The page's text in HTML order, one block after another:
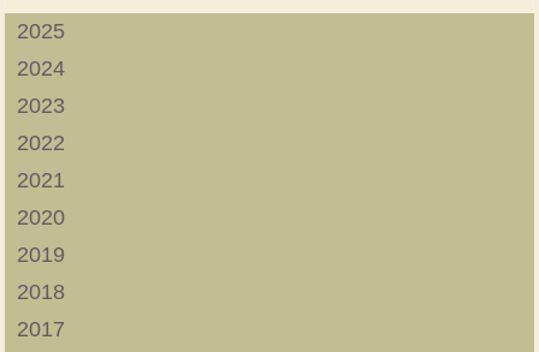
2025
2024
2023
2022
2021
2020
2019
2018
2017